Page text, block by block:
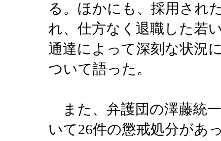
る。ほかにも、採用され
れ、仕方なく退職した若
通達によって深刻な状況
ついて語った。
また、弁護団の澤藤統
いて26件の懲戒処分があ